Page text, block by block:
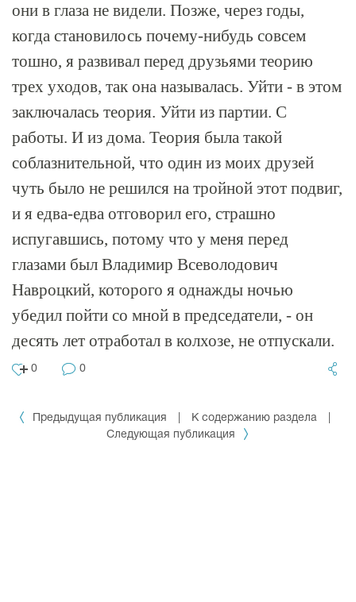
они в глаза не видели. Позже, через годы,
когда становилось почему-нибудь совсем
тошно, я развивал перед друзьями теорию
трех уходов, так она называлась. Уйти - в этом
заключалась теория. Уйти из партии. С
работы. И из дома. Теория была такой
соблазнительной, что один из моих друзей
чуть было не решился на тройной этот подвиг,
и я едва-едва отговорил его, страшно
испугавшись, потому что у меня перед
глазами был Владимир Всеволодович
Навроцкий, которого я однажды ночью
убедил пойти со мной в председатели, - он
десять лет отработал в колхозе, не отпускали.
0 0
Предыдущая публикация К содержанию раздела
Следующая публикация